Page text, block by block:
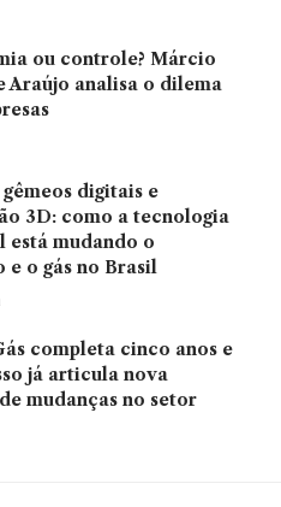
ou controle? Márcio
Araújo analisa o dilema
digitais e
3D: como a tecnologia
está mudando o
e o gás no Brasil
completa cinco anos e
já articula nova
mudanças no setor